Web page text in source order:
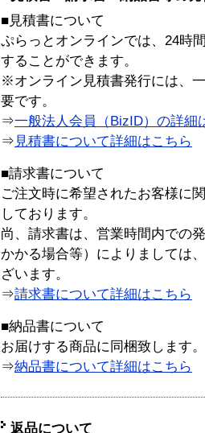
■見積書について
ぷらっとオンラインでは、24時
することができます。
※オンライン見積書発行には、
要です。
⇒一般法人会員（BizID）の詳細
⇒ 見積書について詳細はこちら
■請求書について
ご注文時に希望されたお客様に
しております。
尚、請求書は、営業時間内での
かかる場合等）によりましては
ざいます。
⇒請求書について詳細はこちら
■納品書について
お届けする商品に同梱致します。
⇒納品書について詳細はこちら
返品について